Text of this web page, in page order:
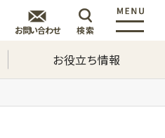
お問い合わせ 検索
お役立ち情報